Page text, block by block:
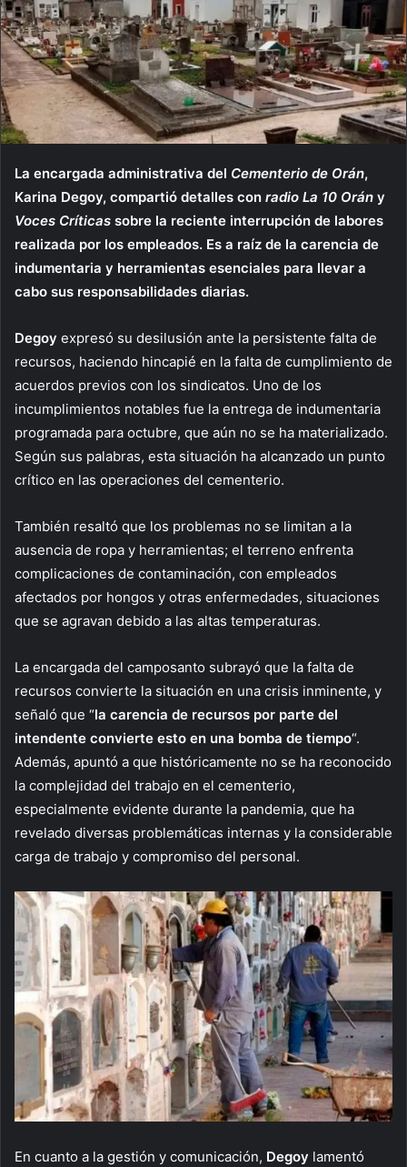
La encargada administrativa del Cementerio de Orán,
Karina Degoy, compartió detalles con radio La 10 Orán y
Voces Críticas sobre la reciente interrupción de labores
realizada por los empleados. Es a raíz de la carencia de
indumentaria y herramientas esenciales para llevar a
cabo sus responsabilidades diarias.
Degoy expresó su desilusión ante la persistente falta de
recursos, haciendo hincapié en la falta de cumplimiento de
acuerdos previos con los sindicatos. Uno de los
incumplimientos notables fue la entrega de indumentaria
programada para octubre, que aún no se ha materializado.
Según sus palabras, esta situación ha alcanzado un punto
crítico en las operaciones del cementerio.
También resaltó que los problemas no se limitan a la
ausencia de ropa y herramientas; el terreno enfrenta
complicaciones de contaminación, con empleados
afectados por hongos y otras enfermedades, situaciones
que se agravan debido a las altas temperaturas.
La encargada del camposanto subrayó que la falta de
recursos convierte la situación en una crisis inminente, y
señaló que “la carencia de recursos por parte del
intendente convierte esto en una bomba de tiempo“.
Además, apuntó a que históricamente no se ha reconocido
la complejidad del trabajo en el cementerio,
especialmente evidente durante la pandemia, que ha
revelado diversas problemáticas internas y la considerable
carga de trabajo y compromiso del personal.
En cuanto a la gestión y comunicación, Degoy lamentó